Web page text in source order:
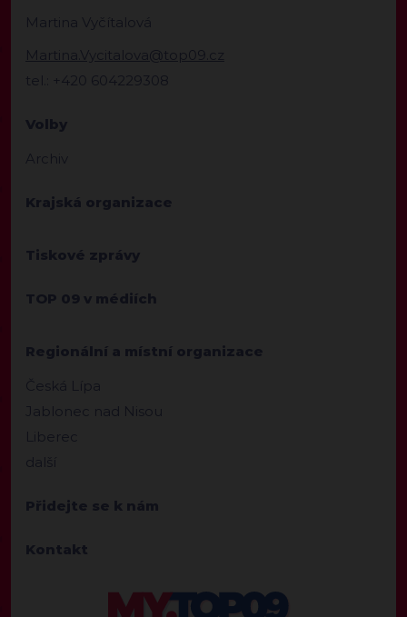
Martina Vyčítalová
Martina.Vycitalova@top09.cz
tel.: +420 604229308
Volby
Archiv
Krajská organizace
Tiskové zprávy
TOP 09 v médiích
Regionální a místní organizace
Česká Lípa
Jablonec nad Nisou
Liberec
další
Přidejte se k nám
Kontakt